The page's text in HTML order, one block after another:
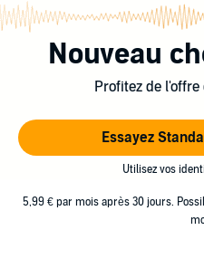
Nouveau
Profitez de
Essayez
Utilisez vos
5,99 € par mois après 30 jours.